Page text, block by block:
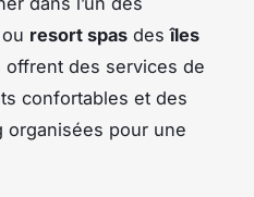
ou resort spas desîles
offrent des services de
confortables et des
pour une